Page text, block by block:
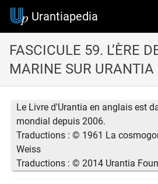
Urantiapedia
FASCICULE 59. L’ÈRE
MARINE SUR URANTIA
Le Livre d'Urantia en anglais est
mondial depuis 2006.
Traductions : © 1961 La
Weiss
Traductions : © 2014 Urantia